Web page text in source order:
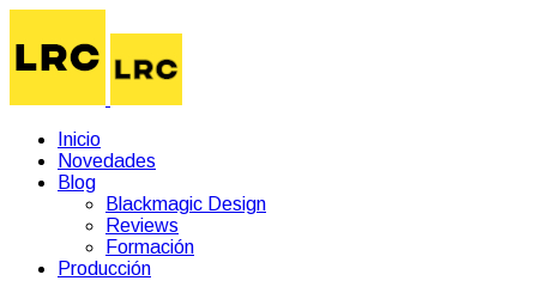
Inicio
Novedades
Blog
Blackmagic Design
Reviews
Formación
Producción